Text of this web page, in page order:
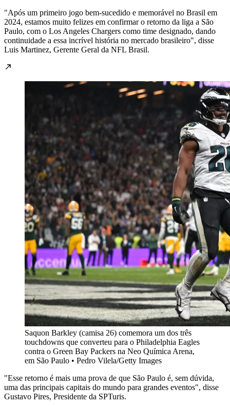
"Após um primeiro jogo bem-sucedido e memorável no Brasil em
2024, estamos muito felizes em confirmar o retorno da liga a São
Paulo, com o Los Angeles Chargers como time designado, dando
continuidade a essa incrível história no mercado brasileiro", disse
Luis Martinez, Gerente Geral da NFL Brasil.
Saquon Barkley (camisa 26) comemora um dos três
touchdowns que converteu para o Philadelphia Eagles
contra o Green Bay Packers na Neo Química Arena,
em São Paulo • Pedro Vilela/Getty Images
"Esse retorno é mais uma prova de que São Paulo é, sem dúvida,
uma das principais capitais do mundo para grandes eventos", disse
Gustavo Pires, Presidente da SPTuris.